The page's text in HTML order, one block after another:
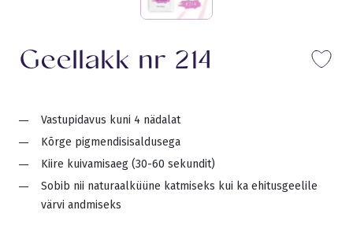
Geellakk nr 214
Vastupidavus kuni 4 nädalat
Kõrge pigmendisisaldusega
Kiire kuivamisaeg (30-60 sekundit)
Sobib nii naturaalküüne katmiseks kui ka ehitusgeelile
värvi andmiseks